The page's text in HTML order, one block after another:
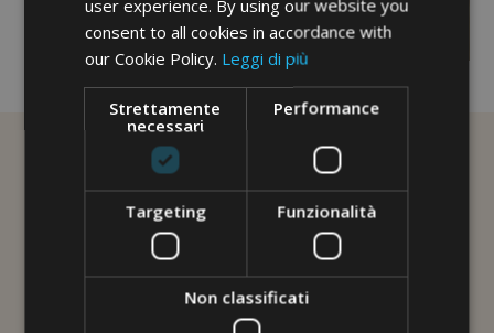
user experience. By using our website you
consent to all cookies in accordance with
our Cookie Policy. Leggi di più
Strettamente
necessari
Performance
Targeting Funzionalità
Non classificati